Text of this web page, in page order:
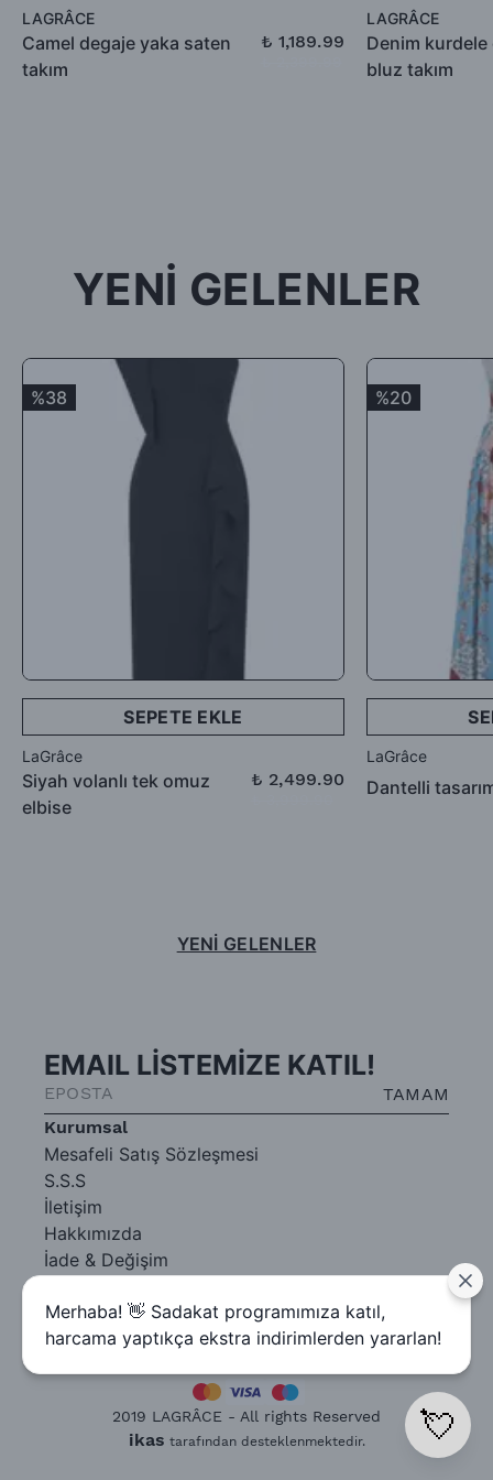
defo vb.) iade ediliyorsa, İade bedelinden kargo ücretleri
düşülerek alıcıya iade ödemesi gerçekleştirilecektir.
-İade için göndermiş olduğunuz ürün / ürünler 5 günü geçmiş,
uygunluğunun kontrolünden sonra, 7 ile 10 iş günü arasında
ürün bedelinizden iade kargo ücretinizin kesintisi yapılarak geri
Satın aldığınız ürünler için Hediye Çeki, Değişim ya da ücret
iadesi talep edebilirsiniz.
LAGRÂCE
Camel degaje yaka saten
takım
₺ 1,189.99
LAGRÂCE
Denim kurdele
bluz takım
YENİ GELENLER
%38
SEPETE EKLE
LaGrâce
Siyah volanlı tek omuz
elbise
₺ 2,499.90
%20
LaGrâce
Dantelli
YENİ GELENLER
Kurumsal
Mesafeli Satış Sözleşmesi
S.S.S
İletişim
Hakkımızda
İade & Değişim
EMAIL LİSTEMİZE KATIL!
TAMAM
2019 LAGRÂCE - All rights Reserved
ikas tarafından desteklenmektedir.
Merhaba! 👋 Sadakat programımıza katıl,
harcama yaptıkça ekstra indirimlerden yararlan!
💘